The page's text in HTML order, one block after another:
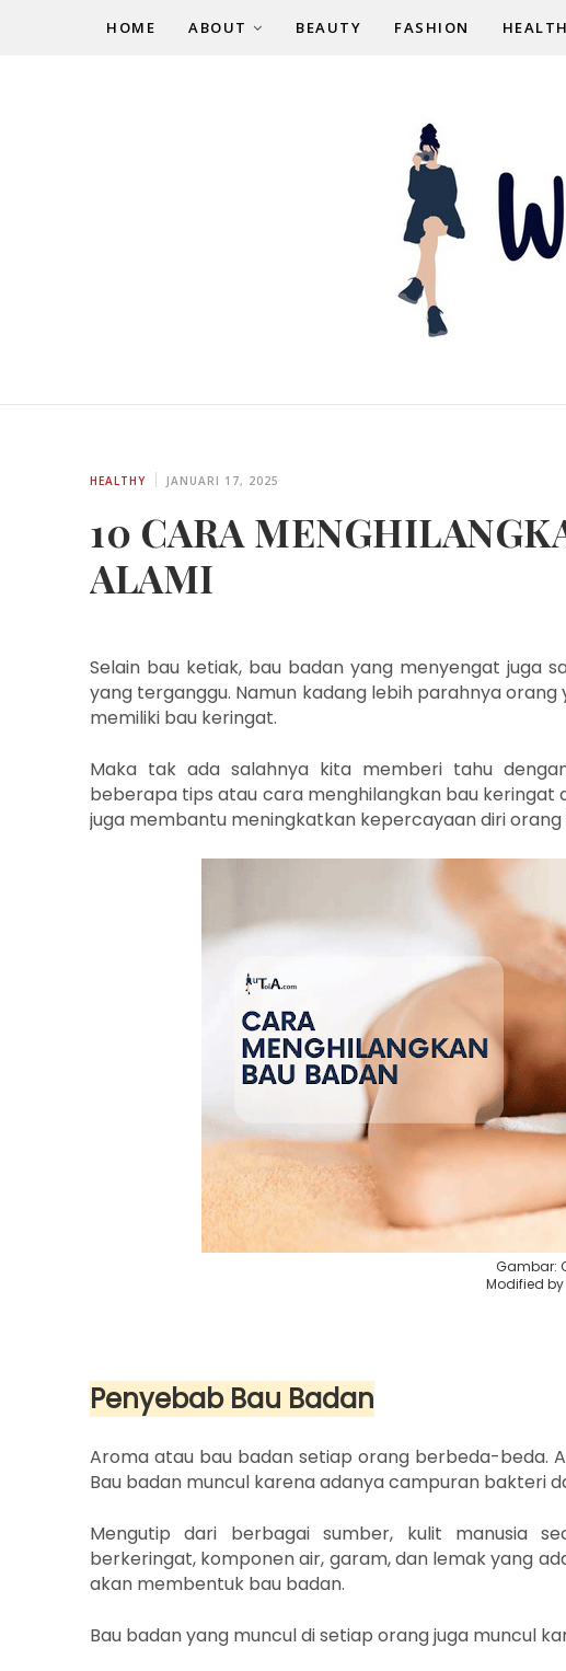
HOME ABOUT BEAUTY FASHION
HEALTHY JANUARI 17, 2025
10 CARA
ALAMI
Selain bau ketiak, bau badan yang menyengat juga
yang terganggu. Namun kadang lebih parahnya
memiliki bau keringat.
Maka tak ada salahnya kita memberi tahu
beberapa tips atau cara menghilangkan bau
juga membantu meningkatkan kepercayaan diri
Gambar:
Modified
Penyebab Bau Badan
Aroma atau bau badan setiap orang berbeda-beda.
Bau badan muncul karena adanya campuran bakteri
Mengutip dari berbagai sumber, kulit manusia
berkeringat, komponen air, garam, dan lemak yang
akan membentuk bau badan.
Bau badan yang muncul di setiap orang juga muncul